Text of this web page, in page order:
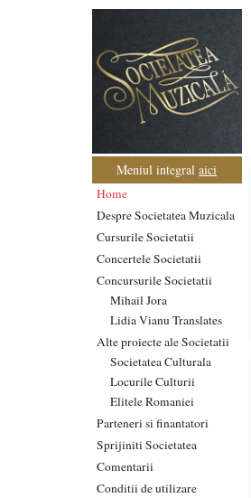
Meniul integralaici
Home
Despre Societatea Muzicala
Cursurile Societatii
Concertele Societatii
Concursurile Societatii
Mihail Jora
Lidia Vianu Translates
Alte proiecte ale Societatii
Societatea Culturala
Locurile Culturii
Elitele Romaniei
Parteneri si finantatori
Sprijiniti Societatea
Comentarii
Conditii de utilizare